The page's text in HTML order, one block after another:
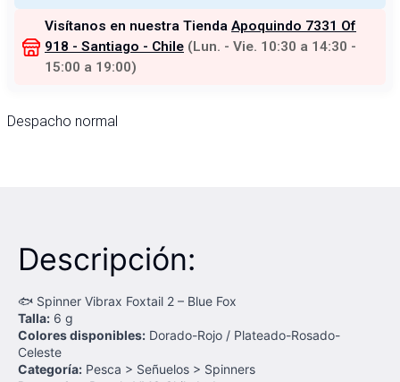
Visítanos en nuestra Tienda Apoquindo 7331 Of
918 - Santiago - Chile (Lun. - Vie. 10:30 a 14:30 -
15:00 a 19:00)
Despacho normal
Descripción:
🐟 Spinner Vibrax Foxtail 2 – Blue Fox
Talla: 6 g
Colores disponibles: Dorado-Rojo / Plateado-Rosado-
Celeste
Categoría: Pesca > Señuelos > Spinners